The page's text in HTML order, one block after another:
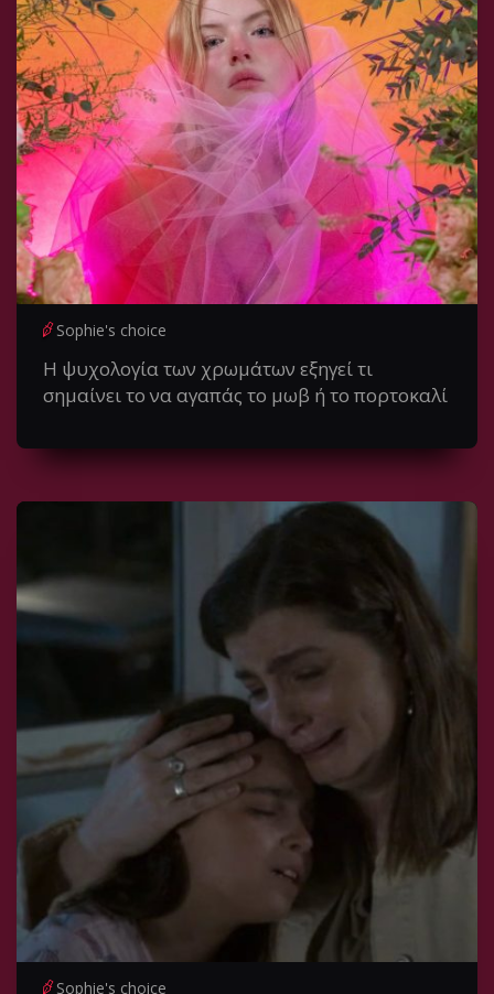
Sophie's choice
Η ψυχολογία των χρωμάτων εξηγεί τι
σημαίνει το να αγαπάς το μωβ ή το πορτοκαλί
Sophie's choice